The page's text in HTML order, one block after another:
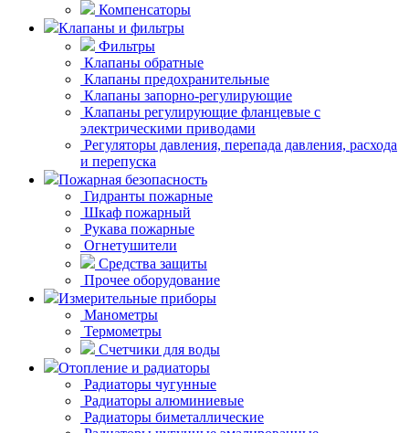
Компенсаторы
Клапаны и фильтры
Фильтры
Клапаны обратные
Клапаны предохранительные
Клапаны запорно-регулирующие
Клапаны регулирующие фланцевые с
электрическими приводами
Регуляторы давления, перепада давления, расхода
и перепуска
Пожарная безопасность
Гидранты пожарные
Шкаф пожарный
Рукава пожарные
Огнетушители
Средства защиты
Прочее оборудование
Измерительные приборы
Манометры
Термометры
Счетчики для воды
Отопление и радиаторы
Радиаторы чугунные
Радиаторы алюминиевые
Радиаторы биметаллические